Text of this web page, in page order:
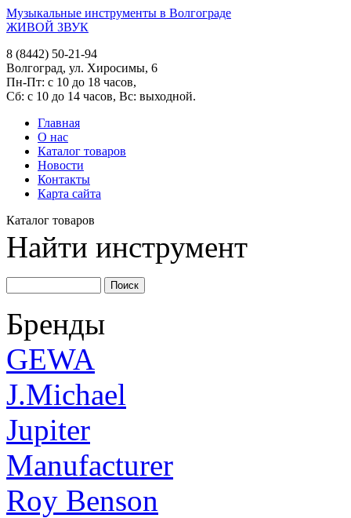
Музыкальные инструменты в Волгограде
ЖИВОЙ ЗВУК
8 (8442) 50-21-94
Волгоград, ул. Хиросимы, 6
Пн-Пт: с 10 до 18 часов,
Сб: с 10 до 14 часов, Вс: выходной.
Главная
О нас
Каталог товаров
Новости
Контакты
Карта сайта
Каталог товаров
Найти инструмент
Бренды
GEWA
J.Michael
Jupiter
Manufacturer
Roy Benson